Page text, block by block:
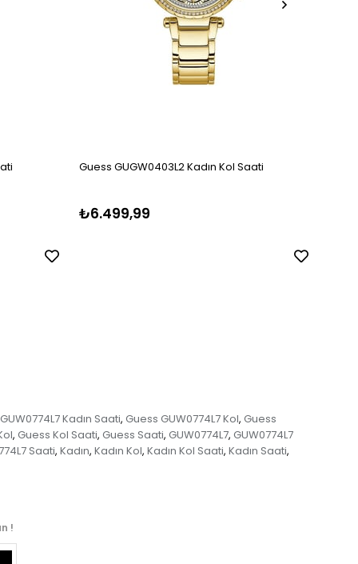
Guess GUGW0403L2 Kadın Kol Saati
₺6.499,99
Kadın Saati, Guess GUW0774L7 Kol, Guess
, Guess Kol Saati, Guess Saati, GUW0774L7, GUW0774L7
Saati, Kadın, Kadın Kol, Kadın Kol Saati, Kadın Saati,
!